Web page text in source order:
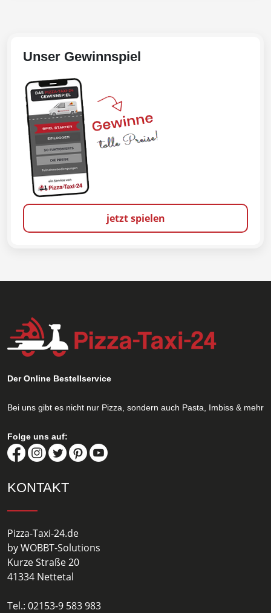
Unser Gewinnspiel
jetzt spielen
Der Online Bestellservice
Bei uns gibt es nicht nur Pizza, sondern auch Pasta, Imbiss & mehr
Folge uns auf:
KONTAKT
Pizza-Taxi-24.de
by WOBBT-Solutions
Kurze Straße 20
41334 Nettetal
Tel.: 02153-9 583 983